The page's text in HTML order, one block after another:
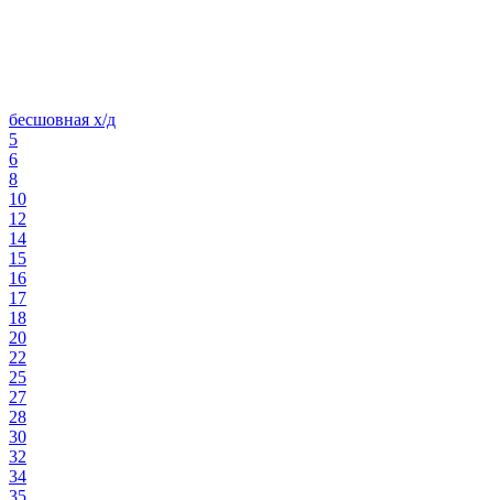
бесшовная х/д
5
6
8
10
12
14
15
16
17
18
20
22
25
27
28
30
32
34
35